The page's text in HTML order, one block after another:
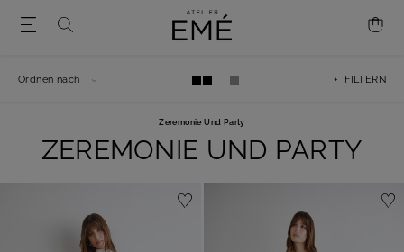
Zeremonie Und Party
ZEREMONIE UND PARTY
+ FILTERN
Ordnen nach